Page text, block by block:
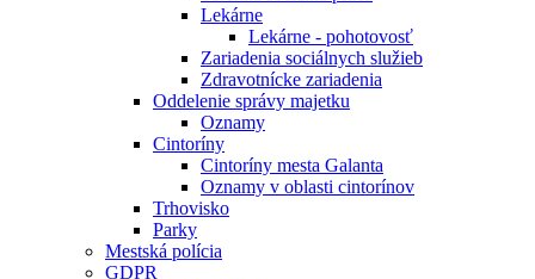
Lekárne
Lekárne - pohotovosť
Zariadenia sociálnych služieb
Zdravotnícke zariadenia
Oddelenie správy majetku
Oznamy
Cintoríny
Cintoríny mesta Galanta
Oznamy v oblasti cintorínov
Trhovisko
Parky
Mestská polícia
GDPR